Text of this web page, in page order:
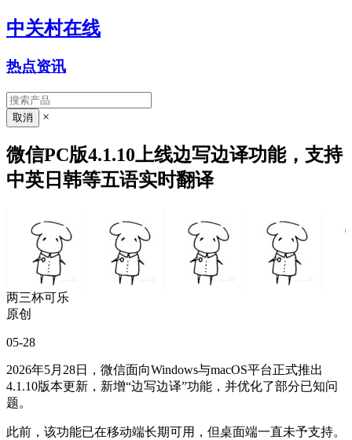
中关村在线
热点资讯
×
微信PC版4.1.10上线边写边译功能，支持
中英日韩等五语实时翻译
两三杯可乐
原创
05-28
2026年5月28日，微信面向Windows与macOS平台正式推出
4.1.10版本更新，新增“边写边译”功能，并优化了部分已知问
题。
此前，该功能已在移动端长期可用，但桌面端一直未予支持。